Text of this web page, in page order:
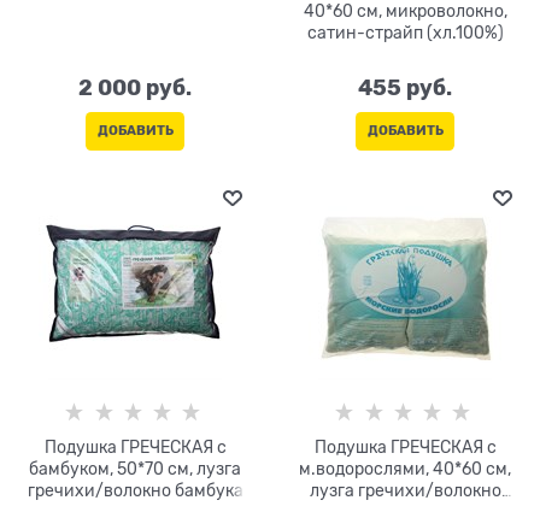
2 000 руб.
ДОБАВИТЬ
40*60 см, микроволокно,
сатин-страйп (хл.100%)
455 руб.
ДОБАВИТЬ
Подушка ГРЕЧЕСКАЯ с
бамбуком, 50*70 см, лузга
гречихи/волокно бамбука
Подушка ГРЕЧЕСКАЯ с
м.водорослями, 40*60 см,
лузга гречихи/волокно